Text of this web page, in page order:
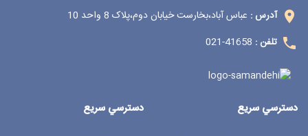
آدرس : عباس آباد،بخارست خیابان دوم،پلاک 8 واحد 10
تلفن : 41658-021
دسترسي سريع دسترسي سريع